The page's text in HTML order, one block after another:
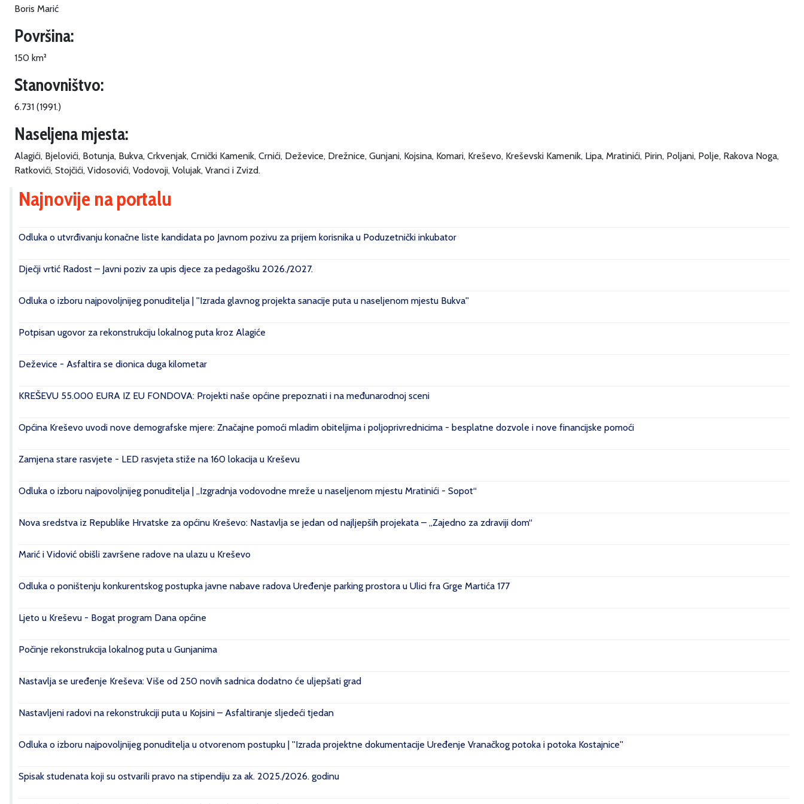
Boris Marić
Površina:
150 km²
Stanovništvo:
6.731 (1991.)
Naseljena mjesta:
Alagići, Bjelovići, Botunja, Bukva, Crkvenjak, Crnički Kamenik, Crnići, Deževice, Drežnice, Gunjani, Kojsina, Komari, Kreševo, Kreševski Kamenik, Lipa, Mratinići, Pirin, Poljani, Polje, Rakova Noga,
Ratkovići, Stojčići, Vidosovići, Vodovoji, Volujak, Vranci i Zvizd.
Najnovije na portalu
Odluka o utvrđivanju konačne liste kandidata po Javnom pozivu za prijem korisnika u Poduzetnički inkubator
Dječji vrtić Radost – Javni poziv za upis djece za pedagošku 2026./2027.
Odluka o izboru najpovoljnijeg ponuditelja | ''Izrada glavnog projekta sanacije puta u naseljenom mjestu Bukva''
Potpisan ugovor za rekonstrukciju lokalnog puta kroz Alagiće
Deževice - Asfaltira se dionica duga kilometar
KREŠEVU 55.000 EURA IZ EU FONDOVA: Projekti naše općine prepoznati i na međunarodnoj sceni
Općina Kreševo uvodi nove demografske mjere: Značajne pomoći mladim obiteljima i poljoprivrednicima - besplatne dozvole i nove financijske pomoći
Zamjena stare rasvjete - LED rasvjeta stiže na 160 lokacija u Kreševu
Odluka o izboru najpovoljnijeg ponuditelja | „Izgradnja vodovodne mreže u naseljenom mjestu Mratinići - Sopot“
Nova sredstva iz Republike Hrvatske za općinu Kreševo: Nastavlja se jedan od najljepših projekata – „Zajedno za zdraviji dom“
Marić i Vidović obišli završene radove na ulazu u Kreševo
Odluka o poništenju konkurentskog postupka javne nabave radova Uređenje parking prostora u Ulici fra Grge Martića 177
Ljeto u Kreševu - Bogat program Dana općine
Počinje rekonstrukcija lokalnog puta u Gunjanima
Nastavlja se uređenje Kreševa: Više od 250 novih sadnica dodatno će uljepšati grad
Nastavljeni radovi na rekonstrukciji puta u Kojsini – Asfaltiranje sljedeći tjedan
Odluka o izboru najpovoljnijeg ponuditelja u otvorenom postupku | ''Izrada projektne dokumentacije Uređenje Vranačkog potoka i potoka Kostajnice''
Spisak studenata koji su ostvarili pravo na stipendiju za ak. 2025./2026. godinu